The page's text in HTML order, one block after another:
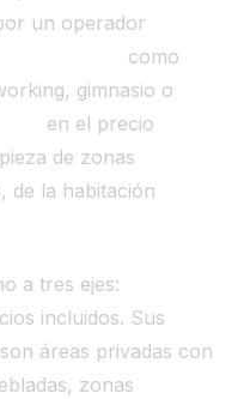
un operador
como
gimnasio o
en el precio
de zonas
de la habitación
a tres ejes:
incluidos. Sus
áreas privadas con
zonas